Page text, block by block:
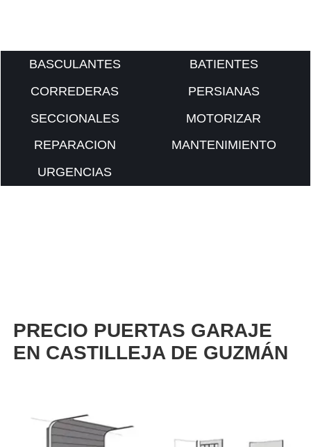
BASCULANTES
BATIENTES
CORREDERAS
PERSIANAS
SECCIONALES
MOTORIZAR
REPARACION
MANTENIMIENTO
URGENCIAS
PRECIO PUERTAS GARAJE
EN CASTILLEJA DE GUZMÁN